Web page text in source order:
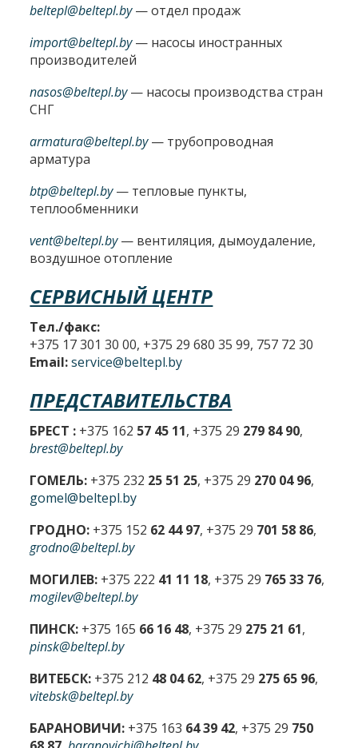
beltepl@beltepl.by— отдел продаж
import@beltepl.by— насосы иностранных
производителей
nasos@beltepl.by— насосы производства стран
СНГ
armatura@beltepl.by— трубопроводная
арматура
btp@beltepl.by— тепловые пункты,
теплообменники
vent@beltepl.by— вентиляция, дымоудаление,
воздушное отопление
СЕРВИСНЫЙ ЦЕНТР
Тел./факс:
+375 17 301 30 00, +375 29 680 35 99, 757 72 30
Email: service@beltepl.by
ПРЕДСТАВИТЕЛЬСТВА
БРЕСТ : +375 162 57 45 11, +375 29 279 84 90,
brest@beltepl.by
ГОМЕЛЬ: +375 232 25 51 25, +375 29 270 04 96,
gomel@beltepl.by
ГРОДНО: +375 152 62 44 97, +375 29 701 58 86,
grodno@beltepl.by
МОГИЛЕВ: +375 222 41 11 18, +375 29 765 33 76,
mogilev@beltepl.by
ПИНСК: +375 165 66 16 48, +375 29 275 21 61,
pinsk@beltepl.by
ВИТЕБСК: +375 212 48 04 62, +375 29 275 65 96,
vitebsk@beltepl.by
БАРАНОВИЧИ: +375 163 64 39 42, +375 29 750